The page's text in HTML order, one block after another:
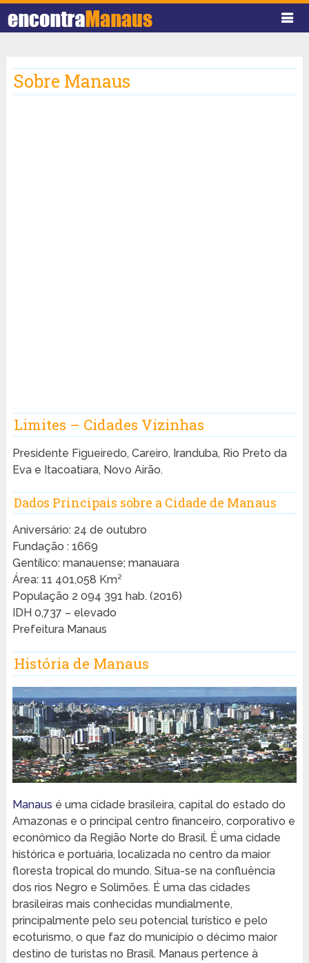
Sobre Manaus
Limites – Cidades Vizinhas
Presidente Figueiredo, Careiro, Iranduba, Rio Preto da
Eva e Itacoatiara, Novo Airão.
Dados Principais sobre a Cidade de Manaus
Aniversário: 24 de outubro
Fundação : 1669
Gentílico: manauense; manauara
Área: 11 401,058 Km²
População 2 094 391 hab. (2016)
IDH 0,737 – elevado
Prefeitura Manaus
História de Manaus
Manaus é uma cidade brasileira, capital do estado do
Amazonas e o principal centro financeiro, corporativo e
econômico da Região Norte do Brasil. É uma cidade
histórica e portuária, localizada no centro da maior
floresta tropical do mundo. Situa-se na confluência
dos rios Negro e Solimões. É uma das cidades
brasileiras mais conhecidas mundialmente,
principalmente pelo seu potencial turístico e pelo
ecoturismo, o que faz do município o décimo maior
destino de turistas no Brasil. Manaus pertence à